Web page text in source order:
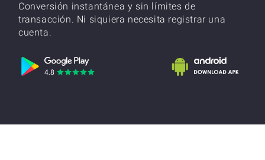
Conversión instantánea y sin límites de
transacción. Ni siquiera necesita registrar una
cuenta.